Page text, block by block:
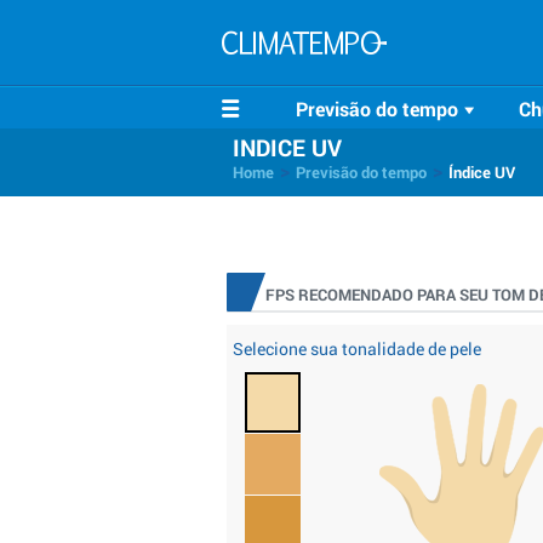
Previsão do tempo
INDICE UV
Home Previsão do tempo Índice UV
FPS RECOMENDADO PARA SEU TOM
Selecione sua tonalidade de pele